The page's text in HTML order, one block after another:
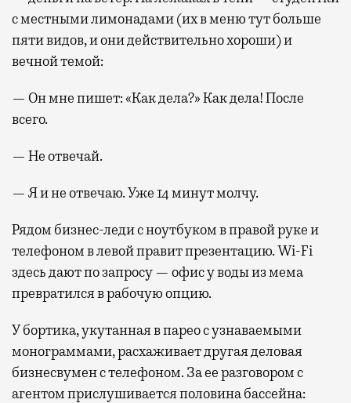
с местными лимонадами (их в меню тут больше
пяти видов, и они действительно хороши) и
вечной темой:
— Он мне пишет: «Как дела?» Как дела! После
всего.
— Не отвечай.
— Я и не отвечаю. Уже 14 минут молчу.
Рядом бизнес-леди с ноутбуком в правой руке и
телефоном в левой правит презентацию. Wi-Fi
здесь дают по запросу — офис у воды из мема
превратился в рабочую опцию.
У бортика, укутанная в парео с узнаваемыми
монограммами, расхаживает другая деловая
бизнесвумен с телефоном. За ее разговором с
агентом прислушивается половина бассейна: